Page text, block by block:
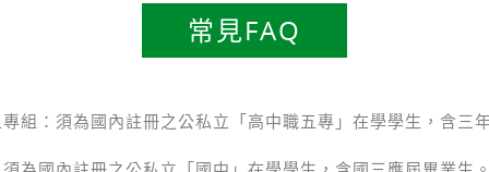
常見FAQ
組：須為國內註冊之公私立「高中職五專」在學學生，含三